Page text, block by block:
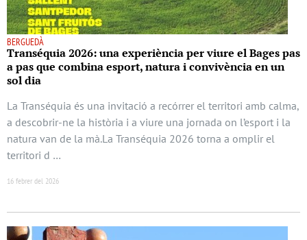
BERGUEDÀ
Transéquia 2026: una experiència per viure el Bages pas
a pas que combina esport, natura i convivència en un
sol dia
La Transéquia és una invitació a recórrer el territori amb calma,
a descobrir-ne la història i a viure una jornada on l’esport i la
natura van de la mà.La Transéquia 2026 torna a omplir el
territori d …
16 febrer del 2026